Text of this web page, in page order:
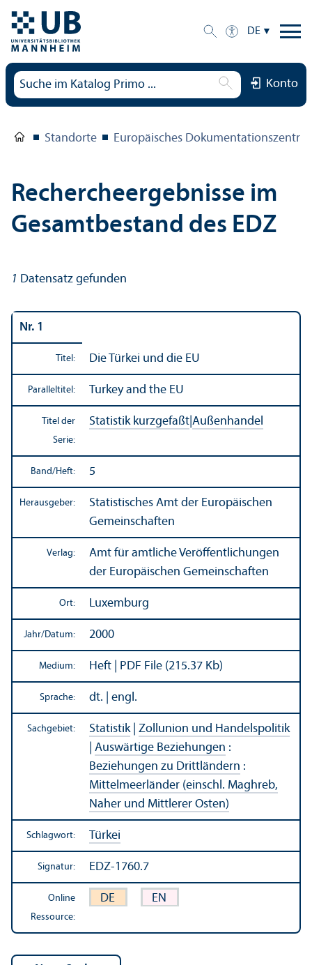
DE
Konto
Standorte Europäisches
Rechercheergebnisse im
Gesamtbestand des EDZ
1 Datensatz gefunden
Nr. 1
Titel: Die Türkei und die EU
Paralleltitel: Turkey and the EU
Titel der
Serie:
Statistik kurzgefaßt Außen­handel
Band/Heft: 5
Herausgeber:
Statistisches Amt der Europäischen
Gemeinschaften
Verlag:
Amt für amtliche Veröffentlichungen
der Europäischen Gemeinschaften
Ort: Luxemburg
Jahr/Datum: 2000
Medium: Heft | PDF File (215.37 Kb)
Sprache: dt. | engl.
Sachgebiet: Statistik| Zollunion und Handels­politik
Auswärtige Beziehungen :
Beziehungen zu Drittländern :
Mittelmeerländer (einschl. Maghreb,
Naher und Mittlerer Osten)
Schlagwort: Türkei
Signatur: EDZ-1760.7
Online
Ressource:
DE EN